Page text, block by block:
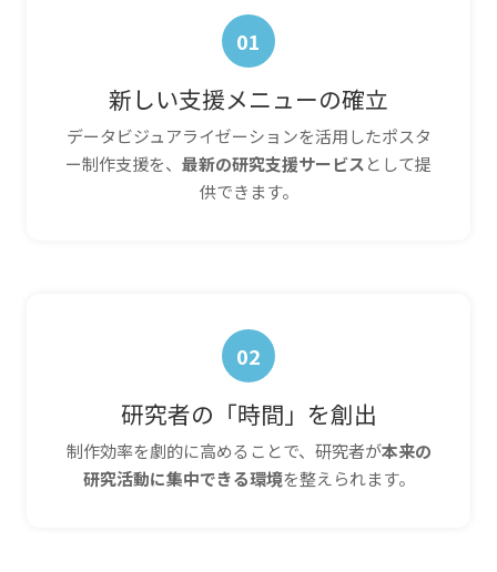
01
新しい支援メニューの確立
データビジュアライゼーションを活用したポスタ
ー制作支援を、 最新の研究支援サービスとして提
供できます。
02
研究者の「時間」を創出
制作効率を劇的に高めることで、研究者が本来の
研究活動に集中できる環境を整えられます。